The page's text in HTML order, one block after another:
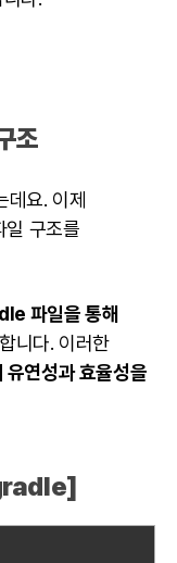
조
요. 이제
구조를
파일을 통해
합니다. 이러한
유연성과 효율성을